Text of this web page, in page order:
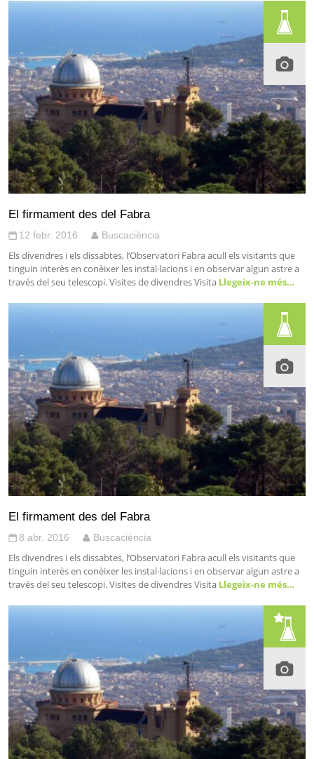
El firmament des del Fabra
12 febr. 2016 Buscaciència
Els divendres i els dissabtes, l’Observatori Fabra acull els visitants que
tinguin interès en conèixer les instal·lacions i en observar algun astre a
través del seu telescopi. Visites de divendres Visita Llegeix-ne més…
El firmament des del Fabra
8 abr. 2016 Buscaciència
Els divendres i els dissabtes, l’Observatori Fabra acull els visitants que
tinguin interès en conèixer les instal·lacions i en observar algun astre a
través del seu telescopi. Visites de divendres Visita Llegeix-ne més…